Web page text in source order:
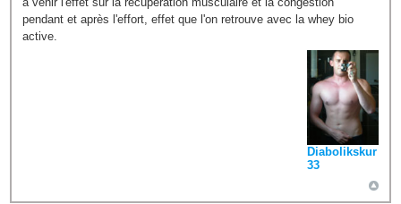
pendant et après l'effort, effet que l'on retrouve avec la whey bio
active.
Diabolikskur
33